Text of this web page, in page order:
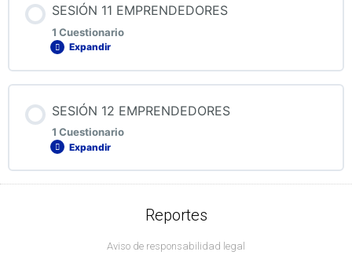
QUIZ 10 EMPRENDEDORES
SESIÓN 11 EMPRENDEDORES
1 Cuestionario
Expandir
QUIZ 11 EMPRENDEDORES
SESIÓN 12 EMPRENDEDORES
1 Cuestionario
Expandir
Reportes
Aviso de responsabilidad legal